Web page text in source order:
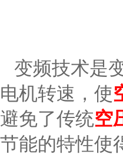
变频技术是
电机转速，使
避免了传统空
节能的特性使